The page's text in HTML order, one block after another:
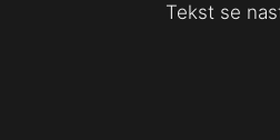
Tekst se